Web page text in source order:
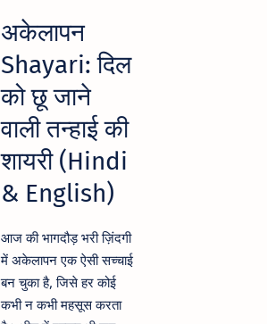
अकेलापन
Shayari: दिल
को छू जाने
वाली तन्हाई की
शायरी (Hindi
& English)
आज की भागदौड़ भरी ज़िंदगी
में अकेलापन एक ऐसी सच्चाई
बन चुका है, जिसे हर कोई
कभी न कभी महसूस करता